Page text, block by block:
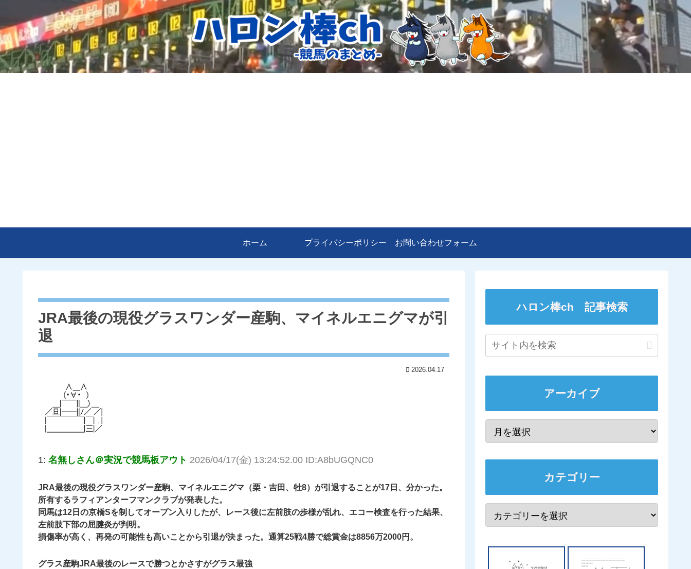
ホーム プライバシーポリシー お問い合わせフォーム
JRA最後の現役グラスワンダー産駒、マイネルエニグマが引
退
2026.04.17
1: 名無しさん＠実況で競馬板アウト 2026/04/17(金) 13:24:52.00 ID:A8bUGQNC0
JRA最後の現役グラスワンダー産駒、マイネルエニグマ（栗・吉田、牡8）が引退することが17日、分かった。
所有するラフィアンターフマンクラブが発表した。
同馬は12日の京橋Sを制してオープン入りしたが、レース後に左前肢の歩様が乱れ、エコー検査を行った結果、
左前肢下部の屈腱炎が判明。
損傷率が高く、再発の可能性も高いことから引退が決まった。通算25戦4勝で総賞金は8856万2000円。
グラス産駒JRA最後のレースで勝つとかさすがグラス最強
ハロン棒ch 記事検索
アーカイブ
カテゴリー